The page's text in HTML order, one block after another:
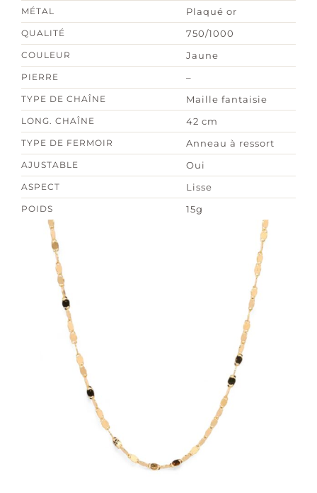
MÉTAL Plaqué or
QUALITÉ 750/1000
COULEUR Jaune
PIERRE –
TYPE DE CHAÎNE Maille fantaisie
LONG. CHAÎNE 42 cm
TYPE DE FERMOIR Anneau à ressort
AJUSTABLE Oui
ASPECT Lisse
POIDS 15g